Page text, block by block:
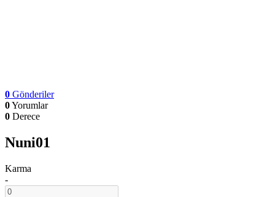
0 Gönderiler
0Yorumlar
0 Derece
Nuni01
Karma
-